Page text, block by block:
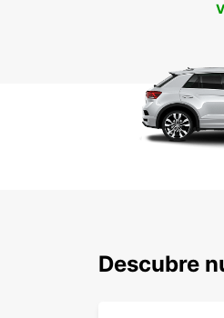
Descubre